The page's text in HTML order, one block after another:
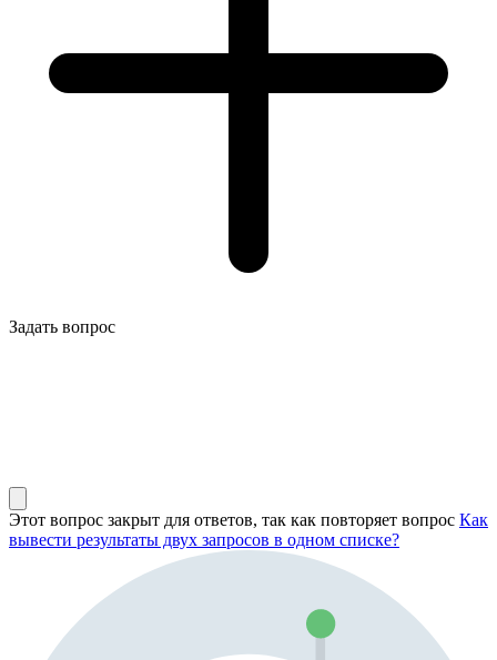
Задать вопрос
Этот вопрос закрыт для ответов, так как повторяет вопрос Как
вывести результаты двух запросов в одном списке?